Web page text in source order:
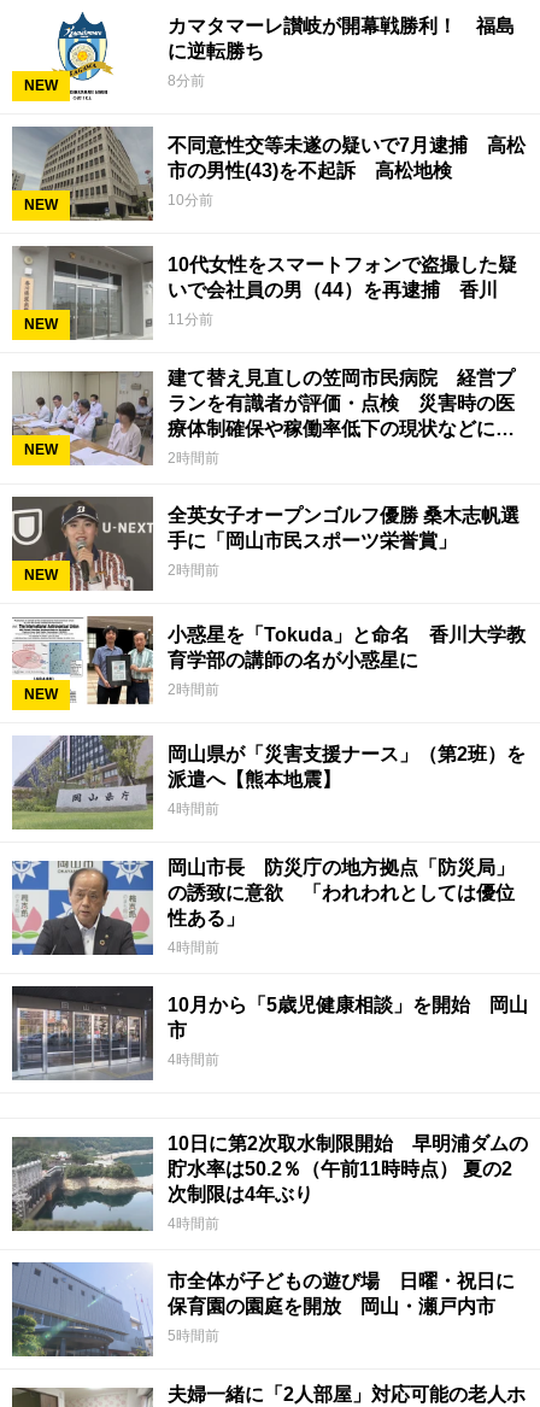
NEW
カマタマーレ讃岐が開幕戦勝利！ 福島
に逆転勝ち
8分前
NEW
不同意性交等未遂の疑いで7月逮捕 高松
市の男性(43)を不起訴 高松地検
10分前
NEW
10代女性をスマートフォンで盗撮した疑
いで会社員の男（44）を再逮捕 香川
11分前
NEW
建て替え見直しの笠岡市民病院 経営プ
ランを有識者が評価・点検 災害時の医
療体制確保や稼働率低下の現状などに意
見 岡山
2時間前
NEW
全英女子オープンゴルフ優勝 桑木志帆選
手に「岡山市民スポーツ栄誉賞」
2時間前
NEW
小惑星を「Tokuda」と命名 香川大学教
育学部の講師の名が小惑星に
2時間前
岡山県が「災害支援ナース」（第2班）を
派遣へ【熊本地震】
4時間前
岡山市長 防災庁の地方拠点「防災局」
の誘致に意欲 「われわれとしては優位
性ある」
4時間前
10月から「5歳児健康相談」を開始 岡山
市
4時間前
10日に第2次取水制限開始 早明浦ダムの
貯水率は50.2％（午前11時時点） 夏の2
次制限は4年ぶり
4時間前
市全体が子どもの遊び場 日曜・祝日に
保育園の園庭を開放 岡山・瀬戸内市
5時間前
夫婦一緒に「2人部屋」対応可能の老人ホ